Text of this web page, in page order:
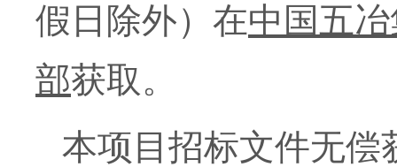
假日除外）在中国五
部获取。
本项目招标文件无偿